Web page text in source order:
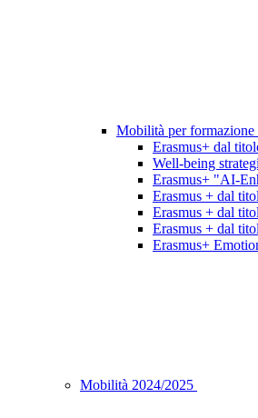
Mobilità per formazione
Erasmus+ dal
Well-being
Erasmus+ "AI-
Erasmus + dal
Erasmus + dal
Erasmus + dal
Erasmus+
Mobilità 2024/2025